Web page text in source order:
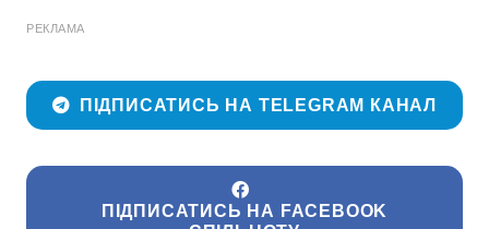
РЕКЛАМА
ПІДПИСАТИСЬ НА TELEGRAM КАНАЛ
ПІДПИСАТИСЬ НА FACEBOOK